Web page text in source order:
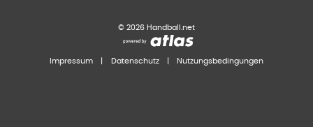
© 2026 Handball.net
Impressum Datenschutz Nutzungsbedingungen